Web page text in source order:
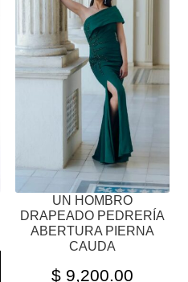
UN HOMBRO
DRAPEADO PEDRERÍA
ABERTURA PIERNA
CAUDA
$ 9,200.00
MÚLTIPLES
VARIANTES.
LAS
OPCIONES
PUEDEN
LA
PRODUCTO